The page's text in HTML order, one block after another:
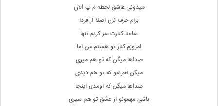
میدونی‌ عاشق لحظه م پ الان
برام حرف نزن اصلا از فردا
ساعتا کنارت سر کردم تنها
امروزم کنار تو هستم من اما
صداها میگن که تو هم میری
میگن آخرشو که تو هم دیدی
صداها میگن که اومدی اینجا
باشی مهمونو از عشق تو هم سیری